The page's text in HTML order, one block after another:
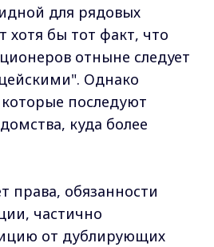
для рядовых
хотя бы тот факт, что
отныне следует
Однако
последуют
куда более
права, обязанности
частично
от дублирующих